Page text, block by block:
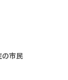
市民